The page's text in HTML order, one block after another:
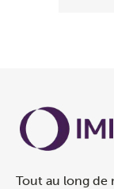
Tout au long de